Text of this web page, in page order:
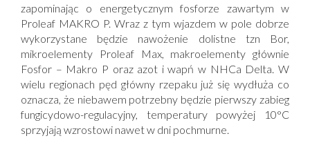
zapominając o energetycznym fosforze zawartym w
Proleaf MAKRO P. Wraz z tym wjazdem w pole dobrze
wykorzystane będzie nawożenie dolistne tzn Bor,
mikroelementy
Proleaf Max, makroelementy głównie
Fosfor – Makro P oraz azot i wapń w NHCa Delta . W
wielu regionach pęd główny rzepaku już się wydłuża co
oznacza, że niebawem potrzebny będzie pierwszy zabieg
fungicydowo-regulacyjny, temperatury powyżej 10°C
sprzyjają wzrostowi nawet w dni pochmurne.